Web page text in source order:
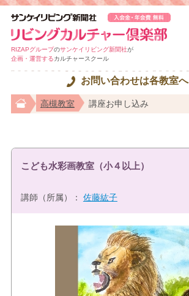
RIZAPグループのサンケイリビング新聞社が
企画・運営するカルチャースクール
お問い合わせは各教室へ
高槻教室 講座お申し込み
こども水彩画教室（小４以上）
講師（所属）： 佐藤紘子